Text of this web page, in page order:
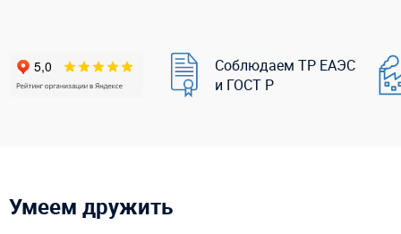
Соблюдаем ТР ЕАЭС
и ГОСТ Р
Умеем дружить